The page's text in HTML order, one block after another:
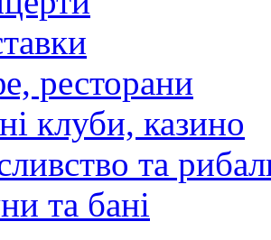
ресторани
клуби, казино
та
та бані